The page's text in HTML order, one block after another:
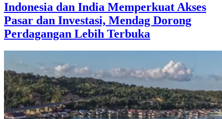
Indonesia dan India Memperkuat Akses
Pasar dan Investasi, Mendag Dorong
Perdagangan Lebih Terbuka